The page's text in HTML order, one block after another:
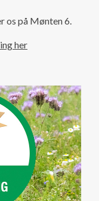
os på Mønten 6.
her